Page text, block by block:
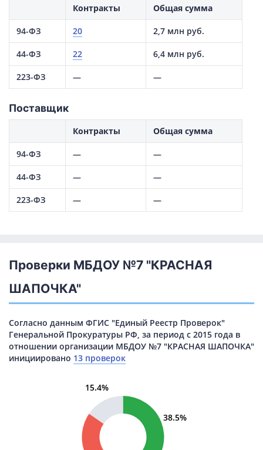
Контракты Общая сумма
94-ФЗ 20 2,7 млн руб.
44-ФЗ 22 6,4 млн руб.
223-ФЗ — —
Поставщик
Контракты Общая сумма
94-ФЗ — —
44-ФЗ — —
223-ФЗ — —
Проверки МБДОУ №7 "КРАСНАЯ
ШАПОЧКА"
Согласно данным ФГИС "Единый Реестр Проверок"
Генеральной Прокуратуры РФ, за период с 2015 года в
отношении организации МБДОУ №7 "КРАСНАЯ ШАПОЧКА"
инициировано 13 проверок
38.5%
15.4%